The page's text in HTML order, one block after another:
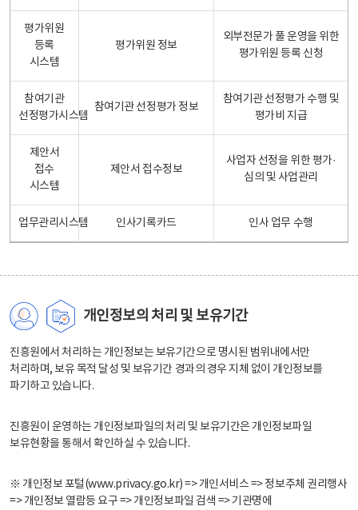
평가위원
등록
시스템
평가위원 정보
외부전문가 풀 운영을 위한
평가위원 등록 신청
참여기관
선정평가시스템
참여기관 선정평가 정보
참여기관 선정평가 수행 및
평가비 지급
제안서
접수
시스템
제안서 접수정보
사업자 선정을 위한 평가·
심의 및 사업관리
업무관리시스템 인사기록카드 인사 업무 수행
개인정보의 처리 및 보유기간
진흥원에서 처리하는 개인정보는 보유기간으로 명시된 범위내에서만
처리하며, 보유 목적 달성 및 보유기간 경과의 경우 지체 없이 개인정보를
파기하고 있습니다.
진흥원이 운영하는 개인정보파일의 처리 및 보유기간은 개인정보파일
보유현황을 통해서 확인하실 수 있습니다.
※ 개인정보 포털(www.privacy.go.kr) => 개인서비스 => 정보주체 권리행사
=> 개인정보 열람등 요구 => 개인정보파일 검색 => 기관명에